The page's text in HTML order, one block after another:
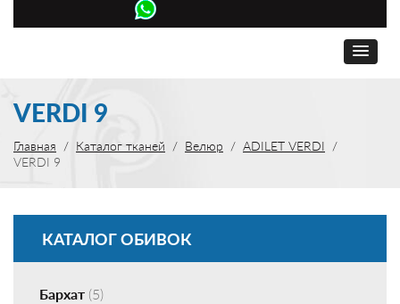
VERDI 9
Главная Каталог тканей Велюр
ADILET VERDI
VERDI 9
КАТАЛОГ ОБИВОК
Бархат (5)